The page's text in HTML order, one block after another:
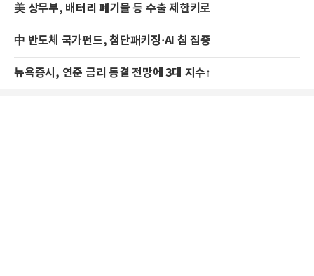
美 상무부, 배터리 폐기물 등 수출 제한키로
中 반도체 국가펀드, 첨단패키징·AI 칩 집중
뉴욕증시, 연준 금리 동결 전망에 3대 지수↑